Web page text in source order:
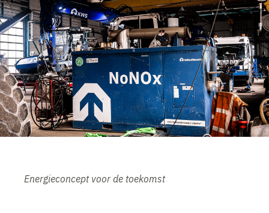
Energieconcept voor de toekomst